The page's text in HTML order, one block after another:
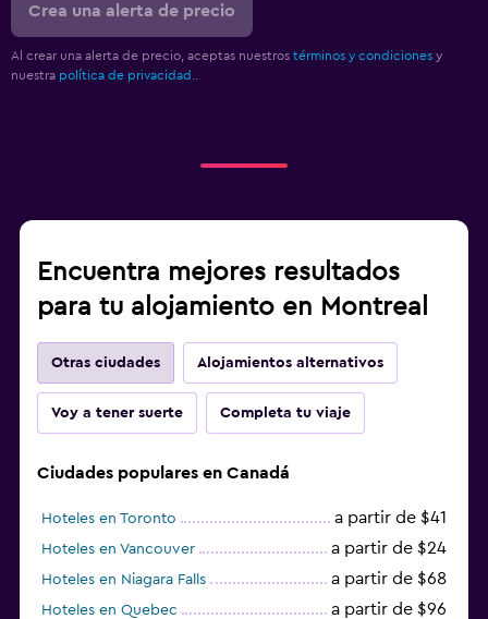
Crea una alerta de precio
Al crear una alerta de precio, aceptas nuestros términos y condiciones y
nuestra política de privacidad.
Encuentra mejores resultados
para tu alojamiento en Montreal
Otras ciudades Alojamientos alternativos
Voy a tener suerte Completa tu viaje
Ciudades populares en Canadá
Hoteles en Toronto a partir de $41
Hoteles en Vancouver a partir de $24
Hoteles en Niagara Falls a partir de $68
Hoteles en Quebec a partir de $96